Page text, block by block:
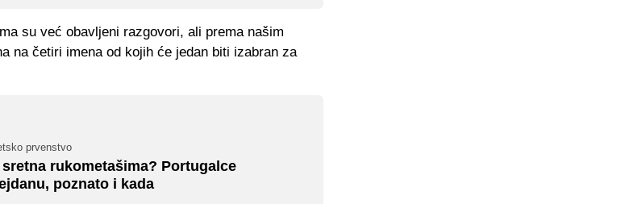
su već obavljeni razgovori, ali prema našim
na četiri imena od kojih će jedan biti izabran za
prvenstvo
rukometašima? Portugalce
poznato i kada